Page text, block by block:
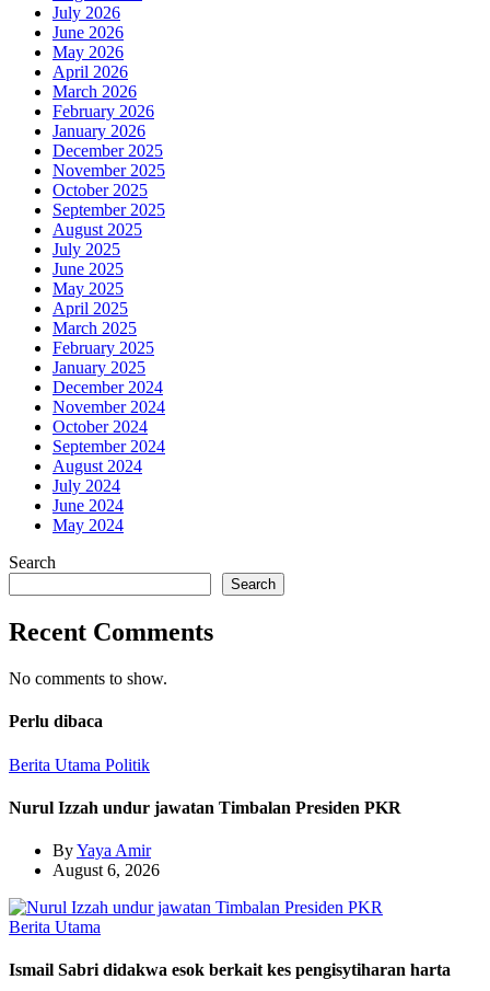
July 2026
June 2026
May 2026
April 2026
March 2026
February 2026
January 2026
December 2025
November 2025
October 2025
September 2025
August 2025
July 2025
June 2025
May 2025
April 2025
March 2025
February 2025
January 2025
December 2024
November 2024
October 2024
September 2024
August 2024
July 2024
June 2024
May 2024
Search
Search
Recent Comments
No comments to show.
Perlu dibaca
Berita Utama Politik
Nurul Izzah undur jawatan Timbalan Presiden PKR
ByYaya Amir
August 6, 2026
Berita Utama
Ismail Sabri didakwa esok berkait kes pengisytiharan harta